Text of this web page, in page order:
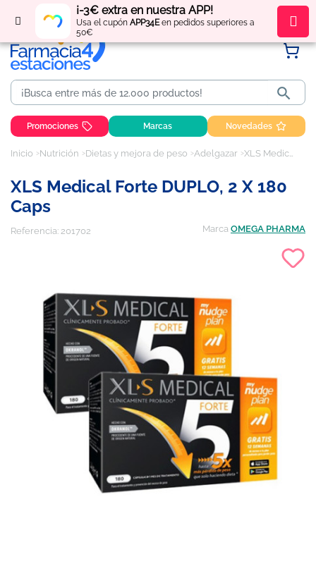
¡-3€ extra en nuestra APP!
Usa el cupón APP34Een pedidos superiores a
50€
Regístratey obténpuntos por tus compras

Promociones Marcas Novedades
Inicio Nutrición Dietas y mejora de peso Adelgazar XLS Medical Forte DUPLO, 2 x 180 Caps
XLS Medical Forte DUPLO, 2 X 180
Caps
Referencia: 201702 Marca OMEGA PHARMA